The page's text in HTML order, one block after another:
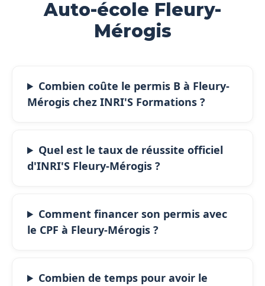
Auto-école Fleury-
Mérogis
Combien coûte le permis B à Fleury-
Mérogis chez INRI'S Formations ?
Quel est le taux de réussite officiel
d'INRI'S Fleury-Mérogis ?
Comment financer son permis avec
le CPF à Fleury-Mérogis ?
Combien de temps pour avoir le